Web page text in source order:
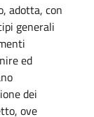
adotta, con
generali
ed
dei
ove